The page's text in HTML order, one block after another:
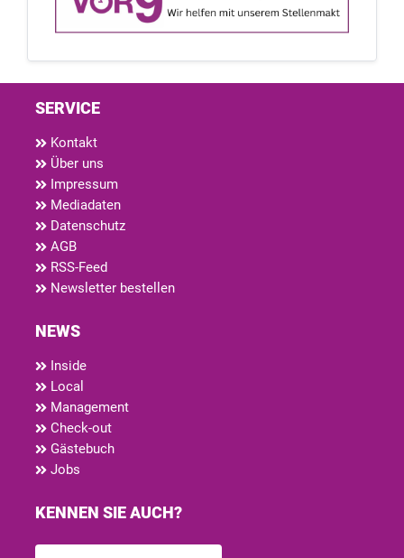
SERVICE
Kontakt
Über uns
Impressum
Mediadaten
Datenschutz
AGB
RSS-Feed
Newsletter bestellen
NEWS
Inside
Local
Management
Check-out
Gästebuch
Jobs
KENNEN SIE AUCH?